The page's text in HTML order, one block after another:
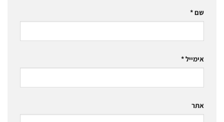
שם*
אימייל*
אתר